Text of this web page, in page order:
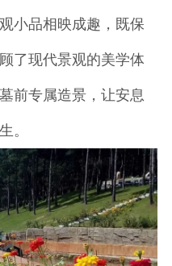
小品相映成趣，既保
了现代景观的美学体
前专属造景，让安息
。